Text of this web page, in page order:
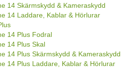
14 Skärmskydd & Kameraskydd
14 Laddare, Kablar & Hörlurar
14 Plus Fodral
14 Plus Skal
14 Plus Skärmskydd & Kameraskydd
14 Plus Laddare, Kablar & Hörlurar